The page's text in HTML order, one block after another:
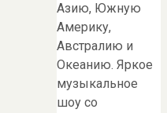
Азию, Южную
Америку,
Австралию и
Океанию. Яркое
музыкальное
шоу со